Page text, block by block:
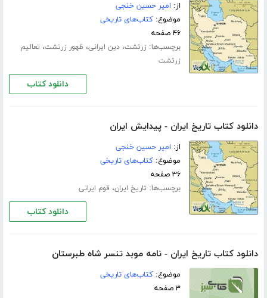
از: امیر حسین خنجی
موضوع:کتاب‌های تاریخی
۴۶ صفحه
برچسب‌ها: زرتشت،دین ایرانی، ظهور زرتشت، تعالیم
زرتشت
دانلود کتاب
دانلود کتاب تاریخ ایران - پیدایش ایران
از: امیر حسین خنجی
موضوع:کتاب‌های تاریخی
۳۶ صفحه
برچسب‌ها: تاریخ ایران، قوم ایرانی
دانلود کتاب
دانلود کتاب تاریخ ایران - نامه موبد تنسر شاه طبرستان
موضوع:کتاب‌های تاریخی
۳ صفحه